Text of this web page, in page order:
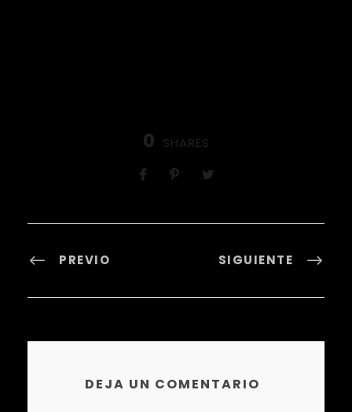
0 SHARES
PREVIO SIGUIENTE
DEJA UN COMENTARIO